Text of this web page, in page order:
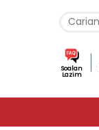
Soalan
Lazim